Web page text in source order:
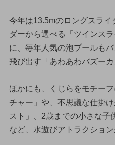
今年は13.5mのロングスライ
ダーから選べる「ツインス
に、毎年人気の泡プールも
飛び出す「あわあわバズーカ
ほかにも、くじらをモチー
チャー」や、不思議な仕掛
スト」、2歳までの小さな子
など、水遊びアトラクション